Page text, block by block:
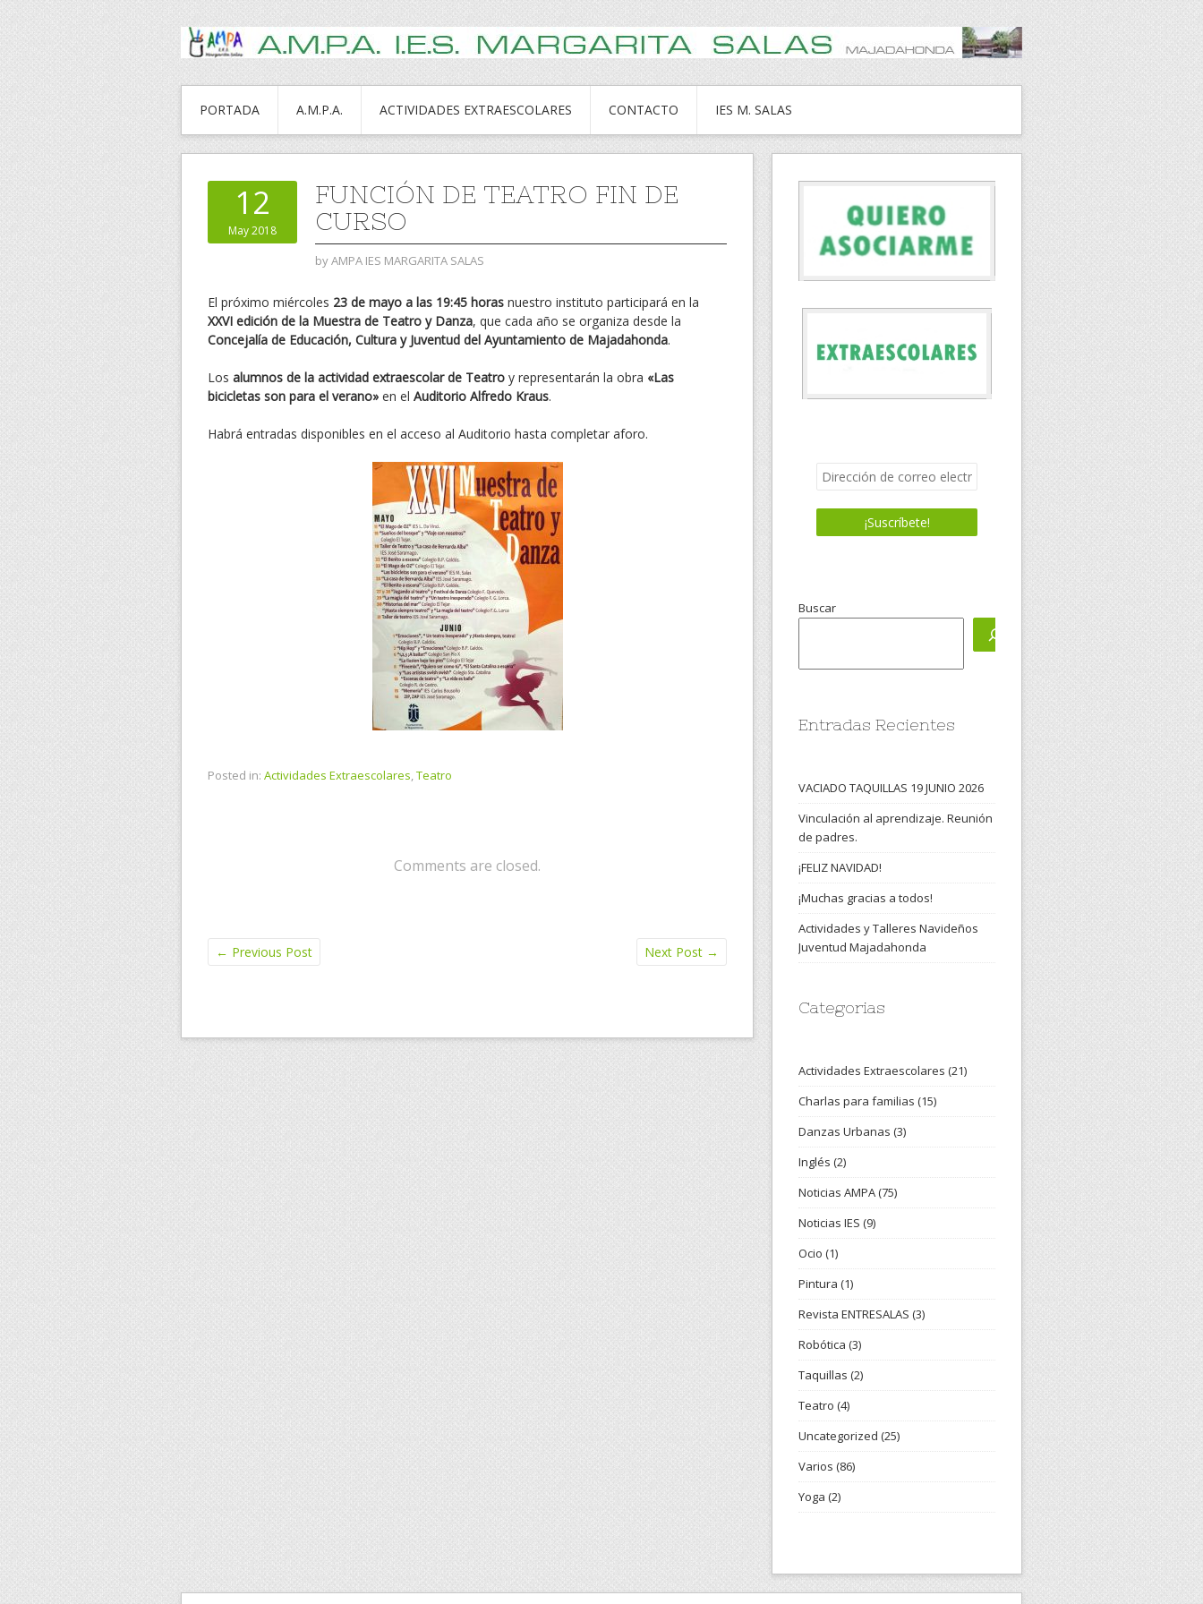
PORTADA A.M.P.A. ACTIVIDADES EXTRAESCOLARES CONTACTO IES M. SALAS
12
May 2018
FUNCIÓN DE TEATRO FIN DE
CURSO
byAMPA IES MARGARITA SALAS
El próximo miércoles 23 de mayo a las 19:45 horas nuestro instituto participará en la
XXVI edición de la Muestra de Teatro y Danza, que cada año se organiza desde la
Concejalía de Educación, Cultura y Juventud del Ayuntamiento de Majadahonda.
Los alumnos de la actividad extraescolar de Teatro y representarán la obra «Las
bicicletas son para el verano» en el Auditorio Alfredo Kraus.
Habrá entradas disponibles en el acceso al Auditorio hasta completar aforo.
Posted in: Actividades Extraescolares,Teatro
Comments are closed.
← Previous Post Next Post →
Buscar
Entradas Recientes
VACIADO TAQUILLAS 19 JUNIO 2026
Vinculación al aprendizaje. Reunión
de padres.
¡FELIZ NAVIDAD!
¡Muchas gracias a todos!
Actividades y Talleres Navideños
Juventud Majadahonda
Categorias
Actividades Extraescolares (21)
Charlas para familias (15)
Danzas Urbanas (3)
Inglés (2)
Noticias AMPA(75)
Noticias IES (9)
Ocio (1)
Pintura (1)
Revista ENTRESALAS (3)
Robótica (3)
Taquillas (2)
Teatro (4)
Uncategorized (25)
Varios (86)
Yoga (2)